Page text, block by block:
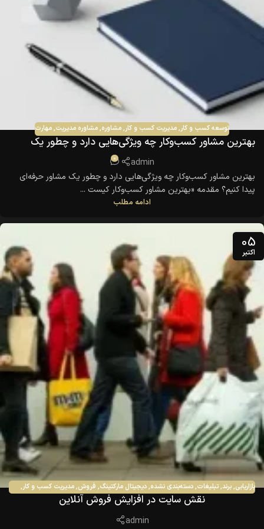
توسعه کسب و کار,مدیریت کسب و کار,مشاوره,مشاوره مدیریت,مهارت
بهترین مشاور کسب‌وکار چه ویژگی‌هایی دارد و چطور یک
admin
0
بهترین مشاور کسب‌وکار چه ویژگی‌هایی دارد و چطور یک مشاور حرفه‌ای
پیدا کنیم؟ مقدمه «بهترین مشاور کسب‌وکار کیست ...
ادامه مطلب
05
اکتبر
بازاریابی,برند,تبلیغات,دسته‌بندی نشده,دیجیتال مارکتینگ, فروش,مدیریت کسب و کار,
نقش سایت در افزایش فروش آنلاین
admin